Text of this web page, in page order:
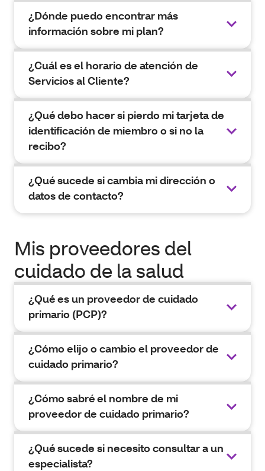
¿Dónde puedo encontrar más
información sobre mi plan?
¿Cuál es el horario de atención de
Servicios al Cliente?
¿Qué debo hacer si pierdo mi tarjeta de
identificación de miembro o si no la
recibo?
¿Qué sucede si cambia mi dirección o
datos de contacto?
Mis proveedores del
cuidado de la salud
¿Qué es un proveedor de cuidado
primario (PCP)?
¿Cómo elijo o cambio el proveedor de
cuidado primario?
¿Cómo sabré el nombre de mi
proveedor de cuidado primario?
¿Qué sucede si necesito consultar a un
especialista?